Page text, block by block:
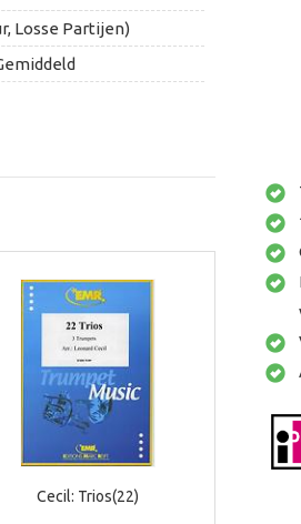
Losse Partijen)
Cecil: Trios(22)